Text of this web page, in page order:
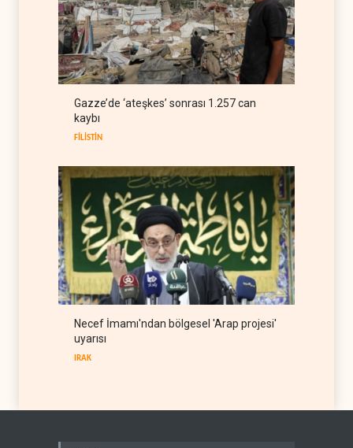
Bloomberg: Türkiye
Karadeniz'deki gemi trafiğini
kısıtlamaya başladı
TÜRKİYE 08 Ağustos 2026
Hava gücü Trump'ın
Gazze’de ‘ateşkes’ sonrası 1.257 can
kaybı
FİLİSTİN
Necef İmamı'ndan bölgesel 'Arap projesi'
uyarısı
IRAK